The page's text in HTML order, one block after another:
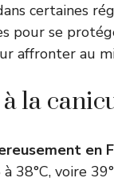
certaines
pour se
affronter au
la
en
38°C, voire